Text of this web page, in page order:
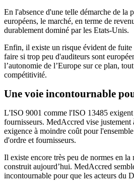
En l'absence d'une telle démarche de la
européens, le marché, en terme de
durablement dominé par les Etats-Unis.
Enfin, il existe un risque évident de fuite
faire si trop peu d'auditeurs sont
l’autonomie de l’Europe sur ce plan,
compétitivité.
Une voie incontournable
L'ISO 9001 comme l'ISO 13485 exigent
fournisseurs. MedAccred vise justement
exigence à moindre coût pour
d'ordre et fournisseurs.
Il existe encore très peu de normes en la
construit aujourd’hui. MedAccred
incontournable pour que les acteurs du